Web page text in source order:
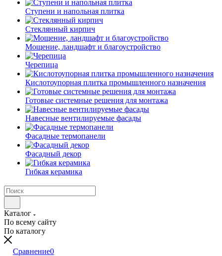
Ступени и напольная плитка
Cтеклянный кирпич
Мощение, ландшафт и благоустройство
Черепица
Кислотоупорная плитка промышленного назначения
Готовые системные решения для монтажа
Навесные вентилируемые фасады
Фасадные термопанели
Фасадный декор
Гибкая керамика
Каталог
По всему сайту
По каталогу
Сравнение0